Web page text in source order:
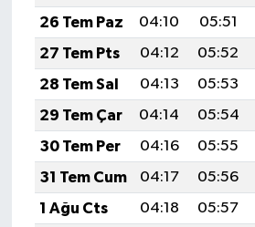
26 Tem Paz
04:10 05:51
27 Tem Pts
04:12 05:52
28 Tem Sal
04:13 05:53
29 Tem Çar
04:14 05:54
30 Tem Per
04:16 05:55
31 Tem Cum
04:17 05:56
1 Ağu Cts
04:18 05:57